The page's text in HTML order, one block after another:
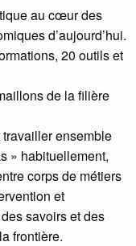
au cœur des
d’aujourd’hui.
20 outils et
de la filière
ensemble
» habituellement,
corps de métiers
et
savoirs et des
frontière.